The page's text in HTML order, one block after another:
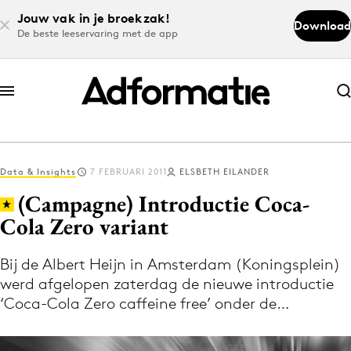
Jouw vak in je broekzak!
De beste leeservaring met de app
Download
Abonneer nu
Abonneer nu
Log in
Volg het laatste nieuws via de Adformatie
Nieuws app
Data & Insights 7 FEBRUARI 2011 ELSBETH EILANDER
(Campagne) Introductie Coca-
Cola Zero variant
Bij de Albert Heijn in Amsterdam (Koningsplein)
werd afgelopen zaterdag de nieuwe introductie
‘Coca-Cola Zero caffeine free’ onder de…